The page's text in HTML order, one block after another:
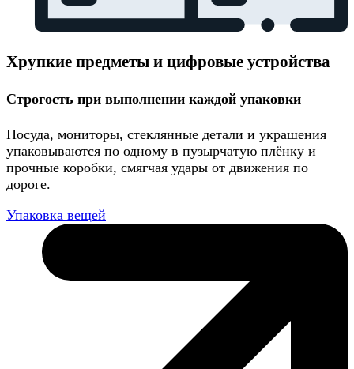
Хрупкие предметы и цифровые устройства
Строгость при выполнении каждой упаковки
Посуда, мониторы, стеклянные детали и украшения
упаковываются по одному в пузырчатую плёнку и
прочные коробки, смягчая удары от движения по
дороге.
Упаковка вещей